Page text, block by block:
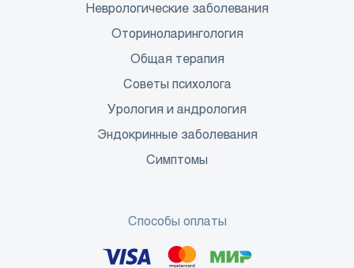
Неврологические заболевания
Оториноларингология
Общая терапия
Советы психолога
Урология и андрология
Эндокринные заболевания
Симптомы
Способы оплаты